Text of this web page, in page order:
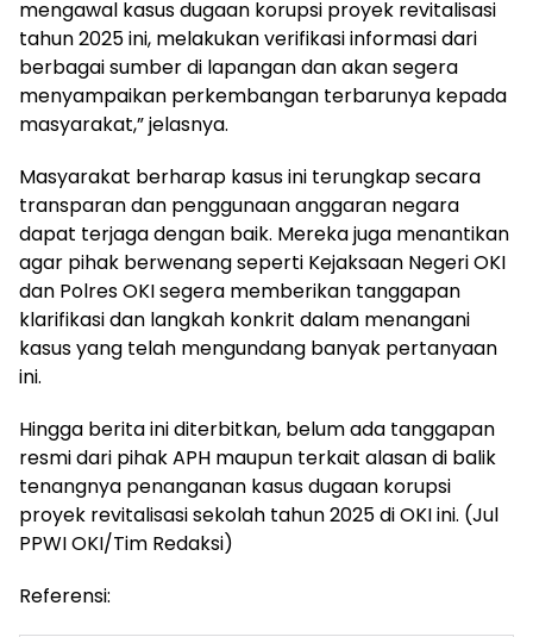
mengawal kasus dugaan korupsi proyek revitalisasi
tahun 2025 ini, melakukan verifikasi informasi dari
berbagai sumber di lapangan dan akan segera
menyampaikan perkembangan terbarunya kepada
masyarakat,” jelasnya.
Masyarakat berharap kasus ini terungkap secara
transparan dan penggunaan anggaran negara
dapat terjaga dengan baik. Mereka juga menantikan
agar pihak berwenang seperti Kejaksaan Negeri OKI
dan Polres OKI segera memberikan tanggapan
klarifikasi dan langkah konkrit dalam menangani
kasus yang telah mengundang banyak pertanyaan
ini.
Hingga berita ini diterbitkan, belum ada tanggapan
resmi dari pihak APH maupun terkait alasan di balik
tenangnya penanganan kasus dugaan korupsi
proyek revitalisasi sekolah tahun 2025 di OKI ini. (Jul
PPWI OKI/Tim Redaksi)
Referensi: